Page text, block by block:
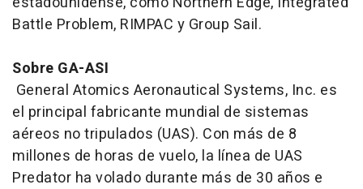
Battle Problem, RIMPAC y Group Sail.
Sobre GA-ASI
General Atomics Aeronautical Systems, Inc. es
el principal fabricante mundial de sistemas
aéreos no tripulados (UAS). Con más de 8
millones de horas de vuelo, la línea de UAS
Predator ha volado durante más de 30 años e